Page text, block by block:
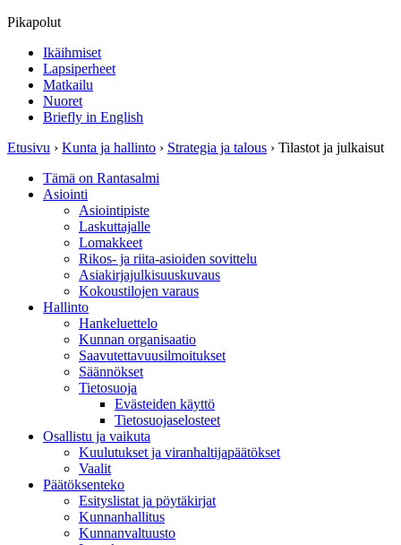
Pikapolut
Ikäihmiset
Lapsiperheet
Matkailu
Nuoret
Briefly in English
Etusivu › Kunta ja hallinto › Strategia ja talous › Tilastot ja julkaisut
Tämä on Rantasalmi
Asiointi
Asiointipiste
Laskuttajalle
Lomakkeet
Rikos- ja riita-asioiden sovittelu
Asiakirjajulkisuuskuvaus
Kokoustilojen varaus
Hallinto
Hankeluettelo
Kunnan organisaatio
Saavutettavuusilmoitukset
Säännökset
Tietosuoja
Evästeiden käyttö
Tietosuojaselosteet
Osallistu ja vaikuta
Kuulutukset ja viranhaltijapäätökset
Vaalit
Päätöksenteko
Esityslistat ja pöytäkirjat
Kunnanhallitus
Kunnanvaltuusto